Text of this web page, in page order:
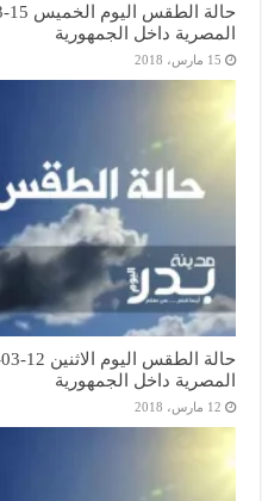
المصرية داخل الجمهورية
15 مارس، 2018
المصرية داخل الجمهورية
12 مارس، 2018